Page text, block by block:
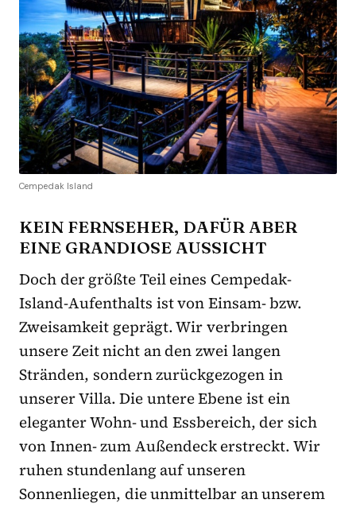
Cempedak Island
KEIN FERNSEHER, DAFÜR ABER
EINE GRANDIOSE AUSSICHT
Doch der größte Teil eines Cempedak-
Island-Aufenthalts ist von Einsam- bzw.
Zweisamkeit geprägt. Wir verbringen
unsere Zeit nicht an den zwei langen
Stränden, sondern zurückgezogen in
unserer Villa. Die untere Ebene ist ein
eleganter Wohn- und Essbereich, der sich
von Innen- zum Außendeck erstreckt. Wir
ruhen stundenlang auf unseren
Sonnenliegen, die unmittelbar an unserem